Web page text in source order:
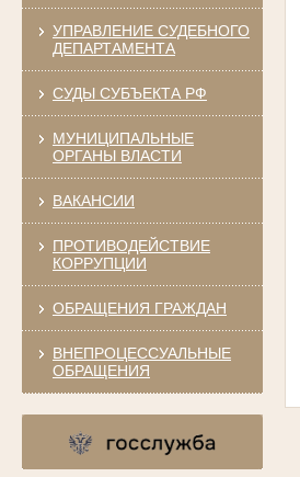
УПРАВЛЕНИЕ СУДЕБНОГО
ДЕПАРТАМЕНТА
СУДЫ СУБЪЕКТА РФ
МУНИЦИПАЛЬНЫЕ
ОРГАНЫ ВЛАСТИ
ВАКАНСИИ
ПРОТИВОДЕЙСТВИЕ
КОРРУПЦИИ
ОБРАЩЕНИЯ ГРАЖДАН
ВНЕПРОЦЕССУАЛЬНЫЕ
ОБРАЩЕНИЯ